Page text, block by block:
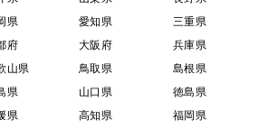
県 愛知県
三重県
府 大阪府
兵庫県
山県 鳥取県
島根県
県 山口県
徳島県
県 高知県 福岡県